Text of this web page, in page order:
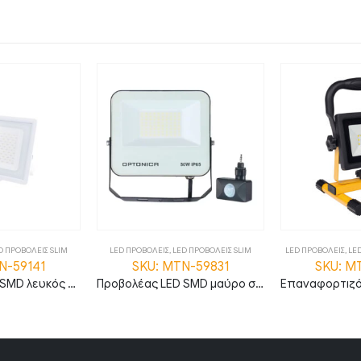
ΠΡΟΒΟΛΕΙΣ SLIM
59141
Προβολέας LED SMD λευκός σειρά City 100W Θερμό λευκό MTN-59141
LED ΠΡΟΒΟΛΕΙΣ, LED ΠΡΟΒΟΛΕΙΣ SLIM
SKU: MTN-59831
Προβολέας LED SMD μαύρο σώμα 50W CCT με δυνατότητα sensor IP65
LED ΠΡΟΒΟΛΕΙΣ,
SKU: